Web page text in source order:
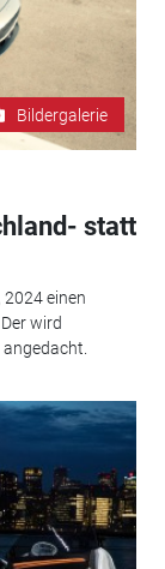
Bildergalerie
statt
einen
wird